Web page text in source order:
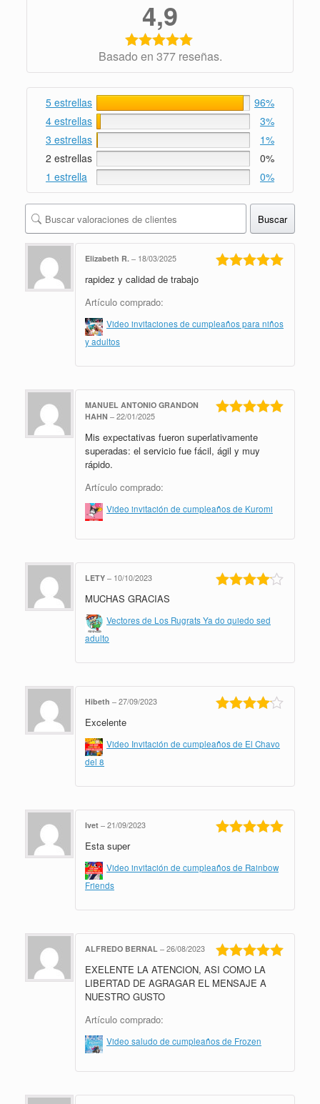
4,9
Basado en 377 reseñas.
5 estrellas
96%
4 estrellas
3%
3 estrellas
1%
2 estrellas
0%
1 estrella
0%
Buscar
Elizabeth R. – 18/03/2025
rapidez y calidad de trabajo
Artículo comprado:
Video invitaciones de cumpleaños para niños
y adultos
5de 5
MANUEL ANTONIO GRANDON
HAHN – 22/01/2025
Mis expectativas fueron superlativamente
superadas: el servicio fue fácil, ágil y muy
rápido.
Artículo comprado:
Video invitación de cumpleaños de Kuromi
LETY – 10/10/2023
MUCHAS GRACIAS
Vectores de Los Rugrats Ya do quiedo sed
adulto
Hibeth – 27/09/2023
Excelente
Video Invitación de cumpleaños de El Chavo
del 8
Ivet – 21/09/2023
Esta super
Video invitación de cumpleaños de Rainbow
Friends
Valorado en
5de 5
ALFREDO BERNAL – 26/08/2023
EXELENTE LA ATENCION, ASI COMO LA
LIBERTAD DE AGRAGAR EL MENSAJE A
NUESTRO GUSTO
Artículo comprado:
Video saludo de cumpleaños de Frozen